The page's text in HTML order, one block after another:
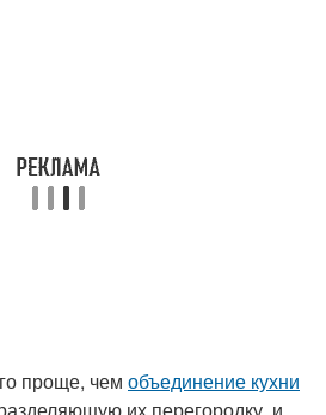
проще, чем объединение кухни
их перегородку, и